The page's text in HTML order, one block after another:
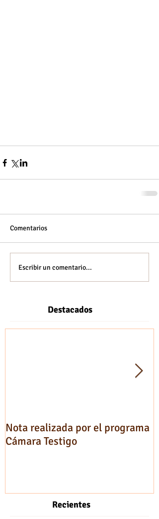
Comentarios
Escribir un comentario...
Destacados
Nota realizada por el programa
Cámara Testigo
Recientes